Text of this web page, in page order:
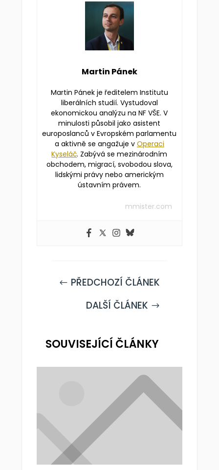
Martin Pánek
Martin Pánek je ředitelem Institutu
liberálních studií. Vystudoval
ekonomickou analýzu na NF VŠE. V
minulosti působil jako asistent
europoslanců v Evropském parlamentu
a aktivně se angažuje v Operaci
Kyseláč. Zabývá se mezinárodním
obchodem, migrací, svobodou slova,
lidskými právy nebo americkým
ústavním právem.
mmister.com
# PŘEDCHOZÍ ČLÁNEK
DALŠÍ ČLÁNEK $
SOUVISEJÍCÍ ČLÁNKY